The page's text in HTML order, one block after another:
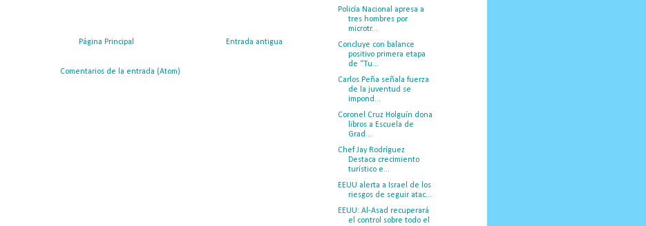
Entrada antigua
Página Principal
Comentarios de la entrada (Atom)
Policía Nacional apresa a
tres hombres por
microtr...
Concluye con balance
positivo primera etapa
de “Tu...
Carlos Peña señala fuerza
de la juventud se
impond...
Coronel Cruz Holguín dona
libros a Escuela de
Grad...
Chef Jay Rodríguez
Destaca crecimiento
turístico e...
EEUU alerta a Israel de los
riesgos de seguir atac...
EEUU: Al-Asad recuperará
el control sobre todo el